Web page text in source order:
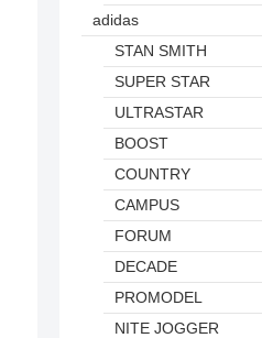
adidas
STAN SMITH
SUPER STAR
ULTRASTAR
BOOST
COUNTRY
CAMPUS
FORUM
DECADE
PROMODEL
NITE JOGGER